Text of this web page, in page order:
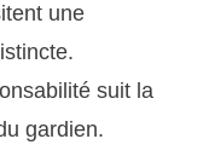
une
suit la
gardien.